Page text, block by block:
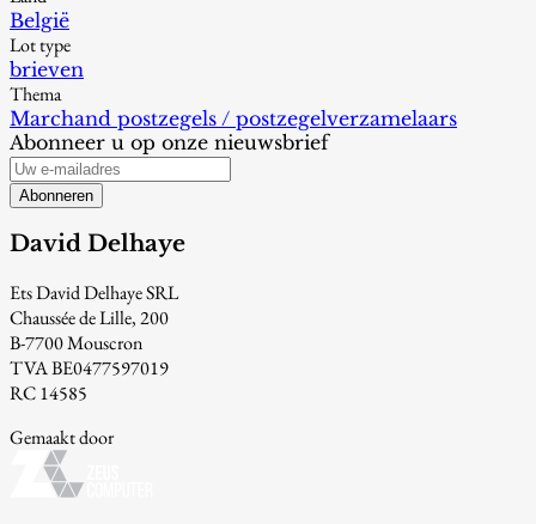
België
Lot type
brieven
Thema
Marchand postzegels / postzegelverzamelaars
Abonneer u op onze nieuwsbrief
Abonneren
David Delhaye
Ets David Delhaye SRL
Chaussée de Lille, 200
B-7700 Mouscron
TVA BE0477597019
RC 14585
Gemaakt door